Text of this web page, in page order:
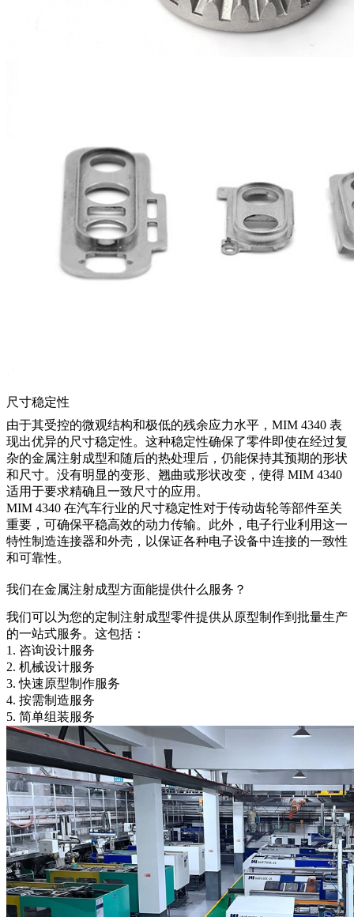
尺寸稳定性
由于其受控的微观结构和极低的残余应力水平，MIM 4340 表
现出优异的尺寸稳定性。这种稳定性确保了零件即使在经过复
杂的金属注射成型和随后的热处理后，仍能保持其预期的形状
和尺寸。没有明显的变形、翘曲或形状改变，使得 MIM 4340
适用于要求精确且一致尺寸的应用。
MIM 4340 在汽车行业的尺寸稳定性对于传动齿轮等部件至关
重要，可确保平稳高效的动力传输。此外，电子行业利用这一
特性制造连接器和外壳，以保证各种电子设备中连接的一致性
和可靠性。
我们在金属注射成型方面能提供什么服务？
我们可以为您的定制注射成型零件提供从原型制作到批量生产
的一站式服务。这包括：
1. 咨询设计服务
2. 机械设计服务
3.快速原型制作服务
4. 按需制造服务
5. 简单组装服务